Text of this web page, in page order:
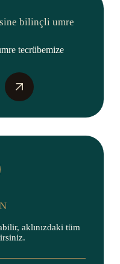
bilinçli umre
tecrübemize
aklınızdaki tüm